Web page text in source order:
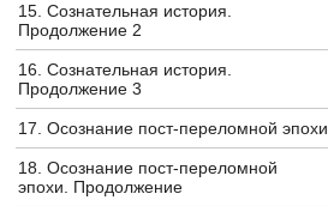
15. Сознательная история.
Продолжение 2
16. Сознательная история.
Продолжение 3
17. Осознание пост-переломной эпохи
18. Осознание пост-переломной
эпохи. Продолжение